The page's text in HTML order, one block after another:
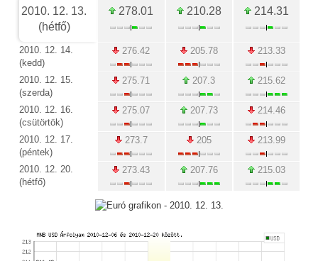
2010. 12. 13.
(hétfő)
278.01 210.28 214.31
2010. 12. 14.
(kedd)
276.42 205.78 213.33
2010. 12. 15.
(szerda)
275.71 207.3 215.62
2010. 12. 16.
(csütörtök)
275.07 207.73 214.46
2010. 12. 17.
(péntek)
273.7 205 213.99
2010. 12. 20.
(hétfő)
273.43 207.76 215.03